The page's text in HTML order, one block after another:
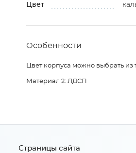
Цвет
Особенности
Цвет корпуса можно выбрать из
Материал 2: ЛДСП
Страницы сайта